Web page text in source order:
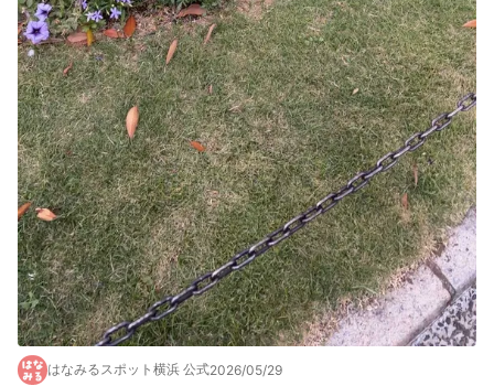
はなみるスポット横浜 公式2026/05/29